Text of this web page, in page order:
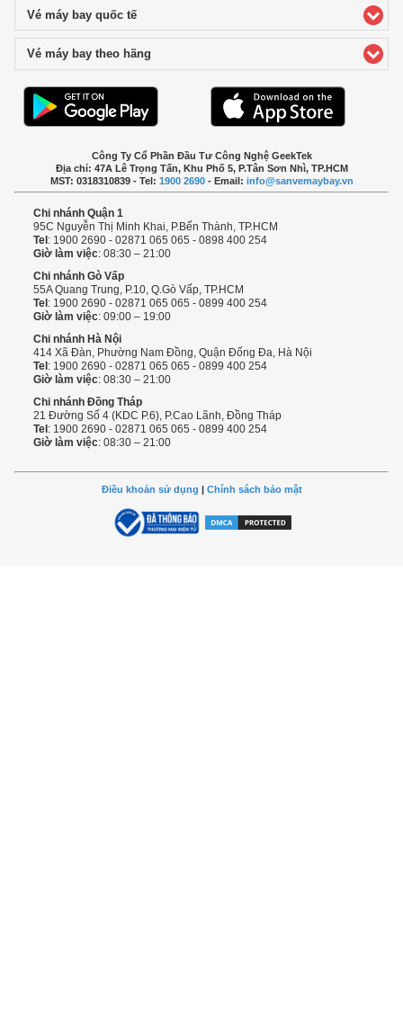
Vé máy bay quốc tếclick to expand contents
Vé máy bay theo hãng
Công Ty Cổ Phần Đầu Tư Công Nghệ GeekTek
Địa chỉ: 47A Lê Trọng Tấn, Khu Phố 5, P.Tân Sơn Nhì, TP.HCM
MST: 0318310839 - Tel: 1900 2690- Email: info@sanvemaybay.vn
Chi nhánh Quận 1
95C Nguyễn Thị Minh Khai, P.Bến Thành, TP.HCM
Tel: 1900 2690 - 02871 065 065 - 0898 400 254
Giờ làm việc: 08:30 – 21:00
Chi nhánh Gò Vấp
55A Quang Trung, P.10, Q.Gò Vấp, TP.HCM
Tel: 1900 2690 - 02871 065 065 - 0899 400 254
Giờ làm việc: 09:00 – 19:00
Chi nhánh Hà Nội
414 Xã Đàn, Phường Nam Đồng, Quận Đống Đa, Hà Nội
Tel: 1900 2690 - 02871 065 065 - 0899 400 254
Giờ làm việc: 08:30 – 21:00
Chi nhánh Đồng Tháp
21 Đường Số 4 (KDC P.6), P.Cao Lãnh, Đồng Tháp
Tel: 1900 2690 - 02871 065 065 - 0899 400 254
Giờ làm việc: 08:30 – 21:00
Điều khoản sử dụng | Chính sách bảo mật